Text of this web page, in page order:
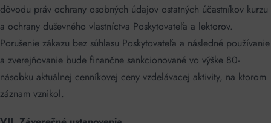
dôvodu práv ochrany osobných údajov ostatných účastníkov kurzu
a ochrany duševného vlastníctva Poskytovateľa a lektorov.
Porušenie zákazu bez súhlasu Poskytovateľa a následné používanie
a zverejňovanie bude finančne sankcionované vo výške 80-
násobku aktuálnej cenníkovej ceny vzdelávacej aktivity, na ktorom
záznam vznikol.